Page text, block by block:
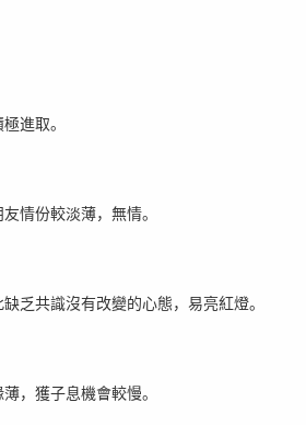
進取。
情份較淡薄，無情。
乏共識沒有改變的心態，易亮紅燈。
，獲子息機會較慢。